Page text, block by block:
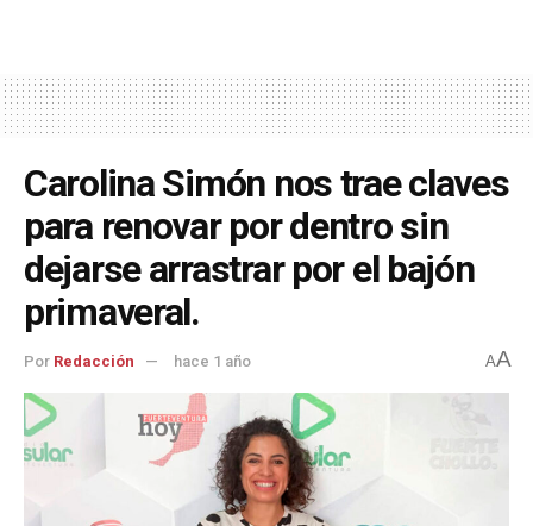
Carolina Simón nos trae claves
para renovar por dentro sin
dejarse arrastrar por el bajón
primaveral.
Por Redacción hace 1 año AA